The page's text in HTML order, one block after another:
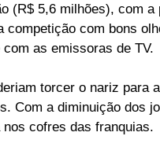
(R$ 5,6 milhões), com a
competição com bons
as emissoras de TV.
torcer o nariz para
Com a diminuição dos
cofres das franquias.